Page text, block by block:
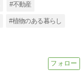
#不動産
#植物のある暮らし